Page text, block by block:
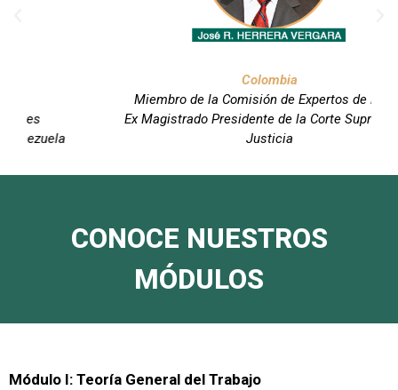
Miembro de la Comisión de Expertos de la OIT
Ex Magistrado Presidente de la Corte Suprema de
CONOCE NUESTROS
MÓDULOS
Módulo I: Teoría General del Trabajo